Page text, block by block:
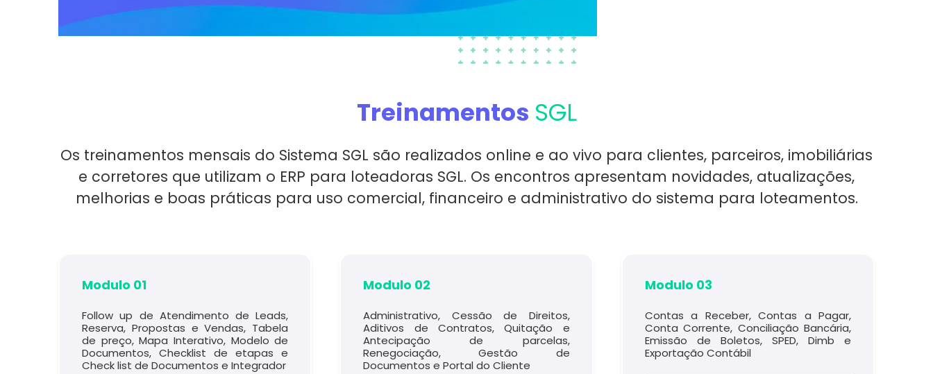
Treinamentos SGL
Os treinamentos mensais do Sistema SGL são realizados online e ao vivo para clientes, parceiros, imobiliárias
e corretores que utilizam o ERP para loteadoras SGL. Os encontros apresentam novidades, atualizações,
melhorias e boas práticas para uso comercial, financeiro e administrativo do sistema para loteamentos.
Modulo 01
Follow up de Atendimento de Leads,
Reserva, Propostas e Vendas, Tabela
de preço, Mapa Interativo, Modelo de
Documentos, Checklist de etapas e
Check list de Documentos e Integrador
Modulo 02
Administrativo, Cessão de Direitos,
Aditivos de Contratos, Quitação e
Antecipação de parcelas,
Renegociação, Gestão de
Documentos e Portal do Cliente
Modulo 03
Contas a Receber, Contas a Pagar,
Conta Corrente, Conciliação Bancária,
Emissão de Boletos, SPED, Dimb e
Exportação Contábil